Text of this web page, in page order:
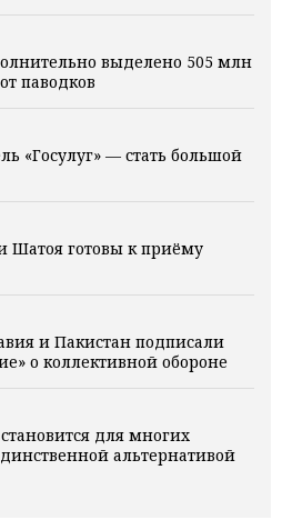
выделено 505 млн
паводков
«Госулуг» — стать большой
Шатоя готовы к приёму
и Пакистан подписали
о коллективной обороне
для многих
альтернативой